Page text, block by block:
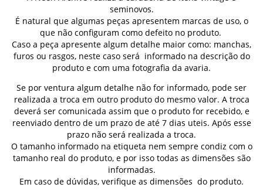
seminovos.
É natural que algumas peças apresentem marcas de uso, o
que não configuram como defeito no produto.
Caso a peça apresente algum detalhe maior como: manchas,
furos ou rasgos, neste caso será informado na descrição do
produto e com uma fotografia da avaria.
Se por ventura algum detalhe não for informado, pode ser
realizada a troca em outro produto do mesmo valor. A troca
deverá ser comunicada assim que o produto for recebido, e
reenviado dentro de um prazo de até 7 dias uteis. Após esse
prazo não será realizada a troca.
O tamanho informado na etiqueta nem sempre condiz com o
tamanho real do produto, e por isso todas as dimensões são
informadas.
Em caso de dúvidas, verifique as dimensões do produto.